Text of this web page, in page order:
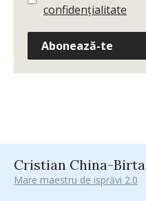
confidențialitate
Abonează-te
Cristian China-Birta
Mare maestru de isprăvi 2.0